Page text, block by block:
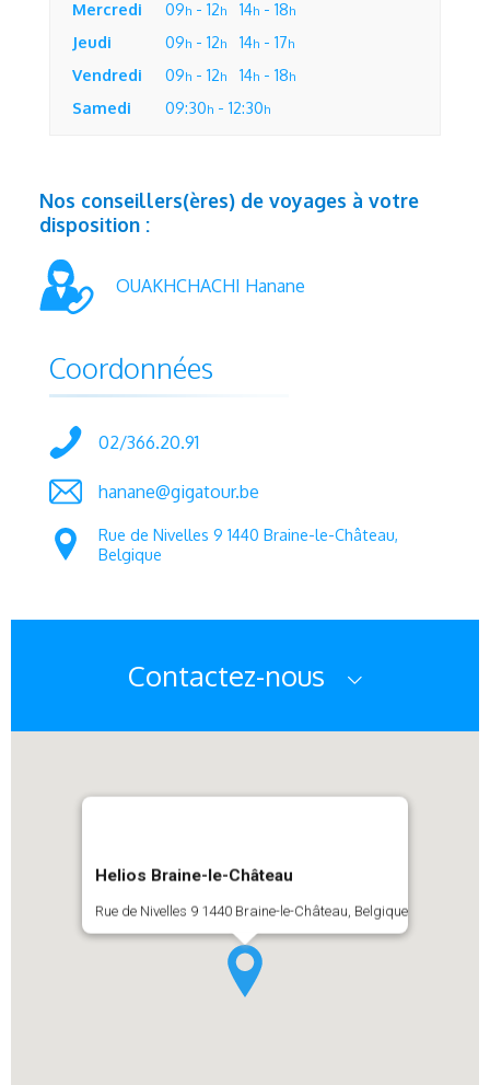
Mercredi 09h - 12h 14h - 18h
Jeudi 09h - 12h 14h - 17h
Vendredi 09h - 12h 14h - 18h
Samedi 09:30h - 12:30h
Nos conseillers(ères) de voyages à votre
disposition :
OUAKHCHACHI Hanane
Coordonnées
02/366.20.91
Rue de Nivelles 9 1440 Braine-le-Château,
Belgique
hanane@gigatour.be
Contactez-nous
Helios Braine-le-Château
Rue de Nivelles 9 1440 Braine-le-Château, Belgique